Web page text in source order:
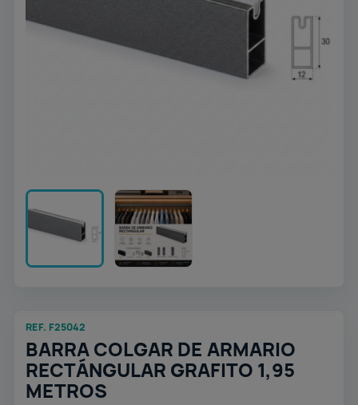
REF. F25042
BARRA COLGAR DE ARMARIO
RECTÁNGULAR GRAFITO 1,95
METROS